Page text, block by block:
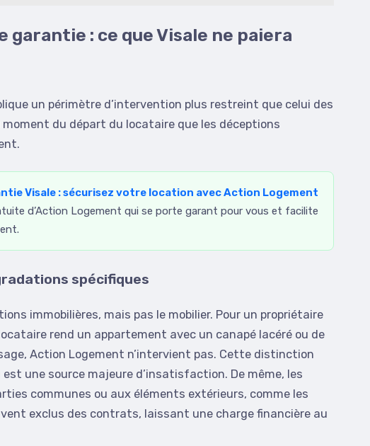
garantie : ce que Visale ne paiera
un périmètre d’intervention plus restreint que celui des
moment du départ du locataire que les déceptions
Visale : sécurisez votre location avec Action Logement
d’Action Logement qui se porte garant pour vous et facilite
spécifiques
immobilières, mais pas le mobilier. Pour un propriétaire
rend un appartement avec un canapé lacéré ou de
Action Logement n’intervient pas. Cette distinction
une source majeure d’insatisfaction. De même, les
communes ou aux éléments extérieurs, comme les
exclus des contrats, laissant une charge financière au